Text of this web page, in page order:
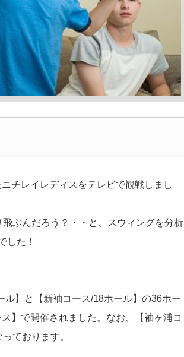
チレイレディスをテレビで観戦しまし
ぶんだろう？・・と、スウィングを分析
した！
】と【新袖コース/18ホール】の36ホー
】で開催されました。なお、【袖ヶ浦コ
ております。